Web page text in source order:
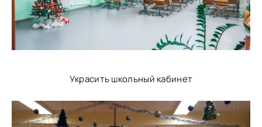
Украсить школьный кабинет